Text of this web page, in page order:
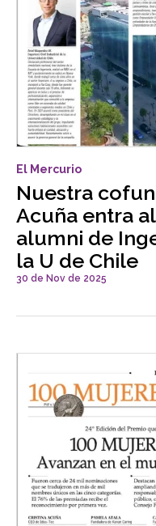
El Mercurio
Nuestra
Acuña entra
alumni de
la U de Chile
30 de Nov de 2025